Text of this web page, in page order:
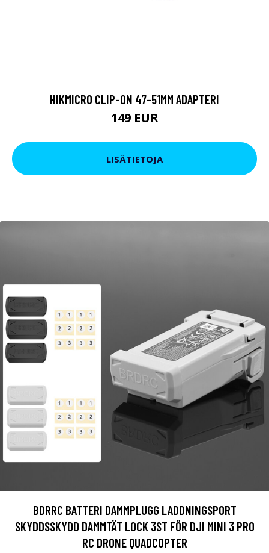
HIKMICRO CLIP-ON 47-51MM ADAPTERI
149 EUR
LISÄTIETOJA
BDRRC BATTERI DAMMPLUGG LADDNINGSPORT
SKYDDSSKYDD DAMMTÄT LOCK 3ST FÖR DJI MINI 3 PRO
RC DRONE QUADCOPTER